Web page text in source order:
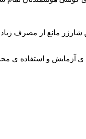
مانع از مصرف زیاد
شارژر بی سیم در مرحله ی